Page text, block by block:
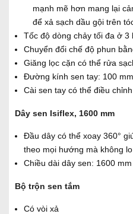
mạnh mẽ hơn mang lại
để xả sạch dầu gội trên
Tốc độ dòng chảy tối đa ở 3
Chuyển đổi chế độ phun
Giăng lọc cặn có thể rửa
Đường kính sen tay: 100 mm
Cài sen tay có thể điều
Dây sen Isiflex, 1600 mm
Đầu dây có thể xoay 360°
theo mọi hướng mà không lo
Chiều dài dây sen: 1600 mm
Bộ trộn sen tắm
Có vòi xả